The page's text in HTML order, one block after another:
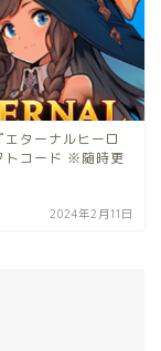
エターナルヒーロ
トコード ※随時更
2024年2月11日